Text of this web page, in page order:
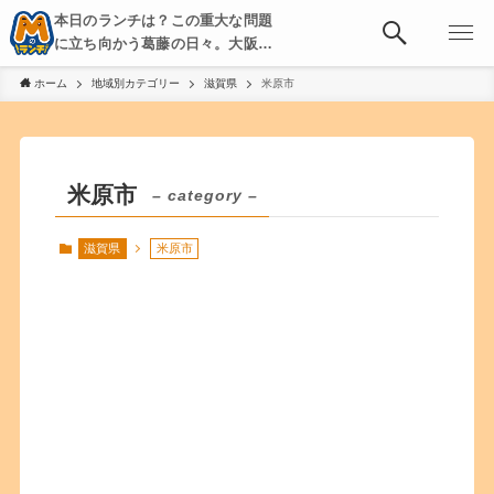
本日のランチは？この重大な問題
に立ち向かう葛藤の日々。大阪・
京都・神戸を中心とした食べ歩
き、飲み歩きを綴る。
ホーム 地域別カテゴリー 滋賀県 米原市
米原市 – category –
滋賀県 米原市